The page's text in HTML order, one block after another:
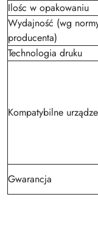
Ilośc w opakowaniu
Wydajność (wg
producenta)
Technologia druku
Kompatybilne
Gwarancja